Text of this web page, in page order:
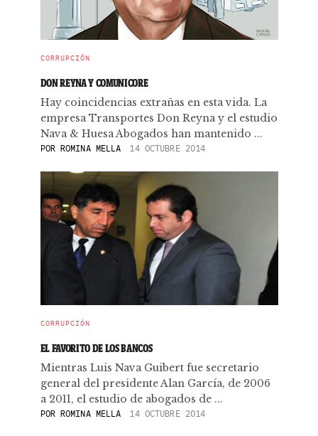
CORRUPCIÓN
DON REYNA Y COMUNICORE
Hay coincidencias extrañas en esta vida. La
empresa Transportes Don Reyna y el estudio
Nava & Huesa Abogados han mantenido ...
POR ROMINA MELLA 14 OCTUBRE 2014
CORRUPCIÓN
EL FAVORITO DE LOS BANCOS
Mientras Luis Nava Guibert fue secretario
general del presidente Alan García, de 2006
a 2011, el estudio de abogados de ...
POR ROMINA MELLA 14 OCTUBRE 2014